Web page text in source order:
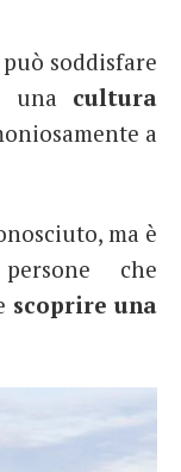
soddisfare
una cultura
a
ma è
che
scoprire una